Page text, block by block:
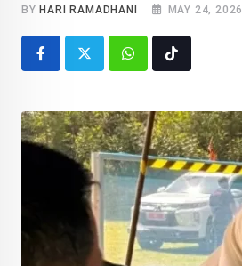
BY HARI RAMADHANI MAY 24, 2026
WhatsappTiktok